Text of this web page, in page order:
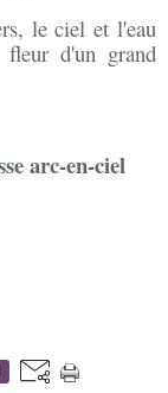
le ciel et l'eau
d'un grand
arc-en-ciel